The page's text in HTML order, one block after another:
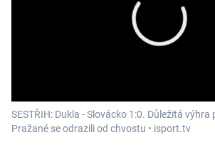
SESTŘIH: Dukla - Slovácko 1:0. Důležitá
Pražané se odrazili od chvostu • isport.tv